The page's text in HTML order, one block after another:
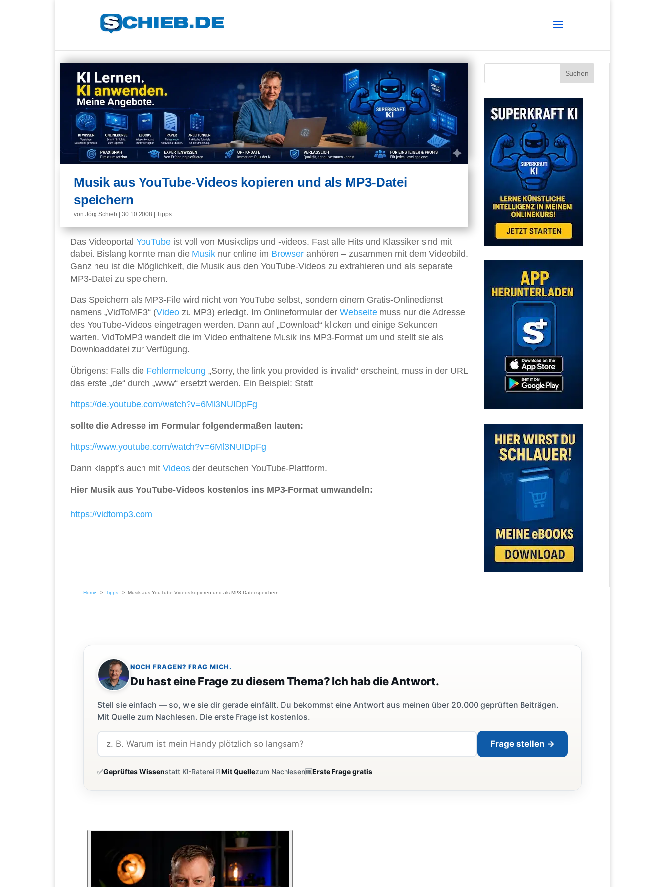
Musik aus YouTube-Videos kopieren und als MP3-Datei
speichern
von Jörg Schieb 30.10.2008 Tipps
Das Videoportal YouTube ist voll von Musikclips und -videos. Fast alle Hits und Klassiker sind mit
dabei. Bislang konnte man die Musik nur online im Browser anhören – zusammen mit dem Videobild.
Ganz neu ist die Möglichkeit, die Musik aus den YouTube-Videos zu extrahieren und als separate
MP3-Datei zu speichern.
Das Speichern als MP3-File wird nicht von YouTube selbst, sondern einem Gratis-Onlinedienst
namens „VidToMP3“ (Video zu MP3) erledigt. Im Onlineformular der Webseite muss nur die Adresse
des YouTube-Videos eingetragen werden. Dann auf „Download“ klicken und einige Sekunden
warten. VidToMP3 wandelt die im Video enthaltene Musik ins MP3-Format um und stellt sie als
Downloaddatei zur Verfügung.
Übrigens: Falls die Fehlermeldung „Sorry, the link you provided is invalid“ erscheint, muss in der URL
das erste „de“ durch „www“ ersetzt werden. Ein Beispiel: Statt
https://de.youtube.com/watch?v=6Ml3NUIDpFg
sollte die Adresse im Formular folgendermaßen lauten:
https://www.youtube.com/watch?v=6Ml3NUIDpFg
Dann klappt’s auch mit Videos der deutschen YouTube-Plattform.
Hier Musik aus YouTube-Videos kostenlos ins MP3-Format umwandeln:
https://vidtomp3.com
Home Tipps Musik aus YouTube-Videos kopieren und als MP3-Datei speichern
NOCH FRAGEN? FRAG MICH.
Du hast eine Frage zu diesem Thema? Ich hab die Antwort.
Stell sie einfach — so, wie sie dir gerade einfällt. Du bekommst eine Antwort aus meinen über 20.000 geprüften Beiträgen.
Mit Quelle zum Nachlesen. Die erste Frage ist kostenlos.
Frage stellen →
✅Geprüftes Wissenstatt KI-Raterei📄Mit Quellezum Nachlesen🆓Erste Frage gratis